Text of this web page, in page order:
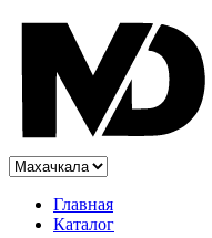
Главная
Каталог